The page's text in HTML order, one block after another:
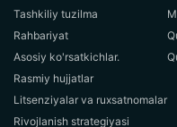
Tashkiliy tuzilma
Rahbariyat
Asosiy ko'rsatkichlar.
Rasmiy hujjatlar
Litsenziyalar va ruxsatnomalar
Rivojlanish strategiyasi